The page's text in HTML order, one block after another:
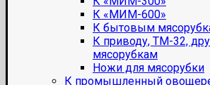
К «МИМ-600»
К бытовым
К приводу, ТМ-32,
мясорубкам
Ножи для мясорубки
К промышленный